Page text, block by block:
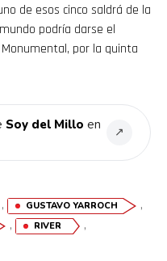
de esos cinco saldrá de la
podría darse el
por la quinta
Soy del Millo en
↗
, GUSTAVO YARROCH ,
, RIVER ,